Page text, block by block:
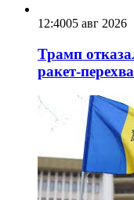
12:4005 авг 2026
Трамп
ракет-